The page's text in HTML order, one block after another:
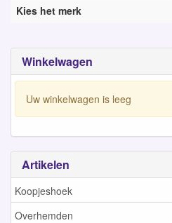
Winkelwagen
Uw winkelwagen is leeg
Artikelen
Koopjeshoek
Overhemden
Kies het merk